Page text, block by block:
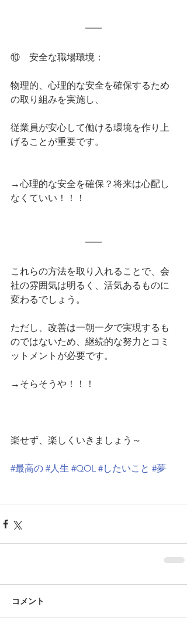
⑩    安全な職場環境：
物理的、心理的な安全を確保するため
の取り組みを実施し、
従業員が安心して働ける環境を作り上
げることが重要です。
→心理的な安全を確保？将来は心配し
なくていい！！！
これらの方法を取り入れることで、会
社の雰囲気は明るく、活気あるものに
変わるでしょう。
ただし、改善は一朝一夕で実現するも
のではないため、継続的な努力とコミ
ットメントが必要です。
→そらそうや！！！
楽せず、楽しくいきましょう～
#最高の #人生 #QOL #したいこと #夢
コメント